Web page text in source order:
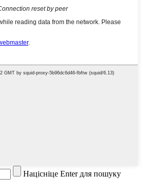
Націсніце Enter для пошуку